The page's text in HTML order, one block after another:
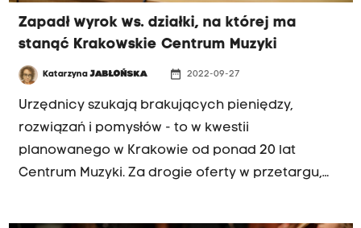
Zapadł wyrok ws. działki, na której ma
stanąć Krakowskie Centrum Muzyki
KatarzynaJABŁOŃSKA date_range 2022-09-27
Urzędnicy szukają brakujących pieniędzy,
rozwiązań i pomysłów - to w kwestii
planowanego w Krakowie od ponad 20 lat
Centrum Muzyki. Za drogie oferty w przetargu,